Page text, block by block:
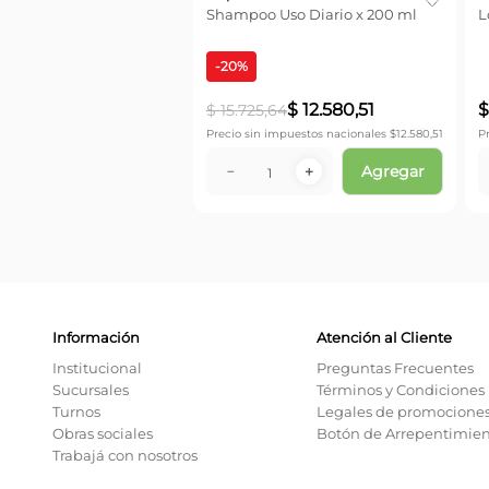
Shampoo Uso Diario x 200 ml
-20%
$ 15.725,64$ 12.580,51
Precio sin impuestos nacionales $12.580,51
＋
－ Agregar
$
Información
Institucional
Sucursales
Turnos
Obras sociales
Trabajá con nosotros
Atención al Cliente
Preguntas Frecuentes
Términos y Condiciones
Legales de
Botón de